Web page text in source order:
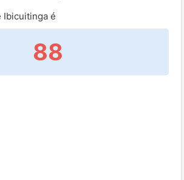
Ibicuitinga é
88